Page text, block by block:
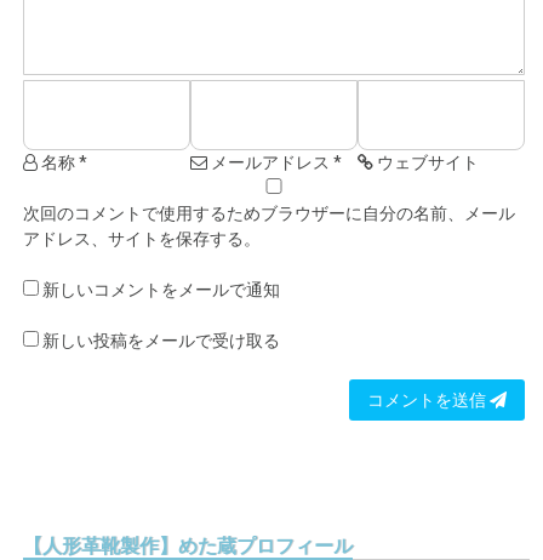
名称 * メールアドレス * ウェブサイト
次回のコメントで使用するためブラウザーに自分の名前、メール
アドレス、サイトを保存する。
新しいコメントをメールで通知
新しい投稿をメールで受け取る
コメントを送信
【人形革靴製作】めた蔵プロフィール